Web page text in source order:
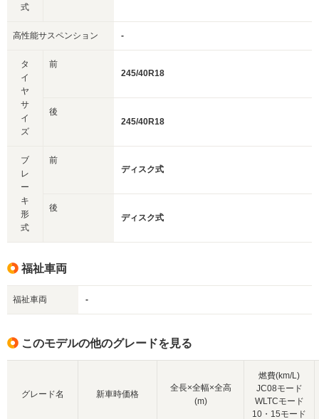
式
高性能サスペンション -
タ
イ
ヤ
サ
イ
ズ
前
245/40R18
後
245/40R18
ブ
レ
ー
キ
形
式
前
ディスク式
後
ディスク式
福祉車両
福祉車両 -
このモデルの他のグレードを見る
グレード名 新車時価格
全長×全幅×全高
(m)
燃費(km/L)
JC08モード
WLTCモード
10・15モード